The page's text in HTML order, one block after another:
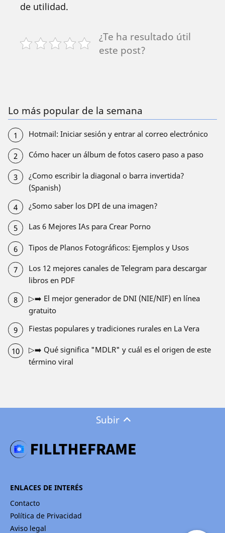
de utilidad.
¿Te ha resultado útil
este post?
Lo más popular de la semana
Hotmail: Iniciar sesión y entrar al correo electrónico
Cómo hacer un álbum de fotos casero paso a paso
¿Como escribir la diagonal o barra invertida?
(Spanish)
¿Somo saber los DPI de una imagen?
Las 6 Mejores IAs para Crear Porno
Tipos de Planos Fotográficos: Ejemplos y Usos
Los 12 mejores canales de Telegram para descargar
libros en PDF
▷➡️ El mejor generador de DNI (NIE/NIF) en línea
gratuito
Fiestas populares y tradiciones rurales en La Vera
▷➡️ Qué significa "MDLR" y cuál es el origen de este
término viral
Subir
ENLACES DE INTERÉS
Contacto
Política de Privacidad
Aviso legal